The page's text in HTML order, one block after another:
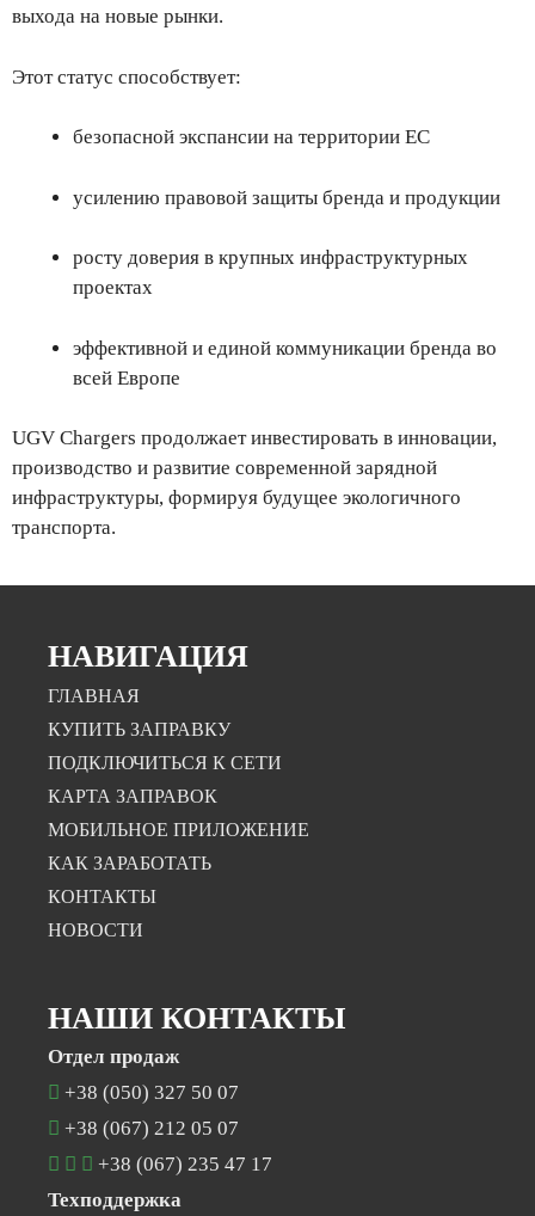
выхода на новые рынки.
Этот статус способствует:
безопасной экспансии на территории ЕС
усилению правовой защиты бренда и продукции
росту доверия в крупных инфраструктурных
проектах
эффективной и единой коммуникации бренда во
всей Европе
UGV Chargers продолжает инвестировать в инновации,
производство и развитие современной зарядной
инфраструктуры, формируя будущее экологичного
транспорта.
НАВИГАЦИЯ
ГЛАВНАЯ
КУПИТЬ ЗАПРАВКУ
ПОДКЛЮЧИТЬСЯ К СЕТИ
КАРТА ЗАПРАВОК
МОБИЛЬНОЕ ПРИЛОЖЕНИЕ
КАК ЗАРАБОТАТЬ
КОНТАКТЫ
НОВОСТИ
НАШИ КОНТАКТЫ
Отдел продаж
+38 (050) 327 50 07
+38 (067) 212 05 07
+38 (067) 235 47 17
Техподдержка